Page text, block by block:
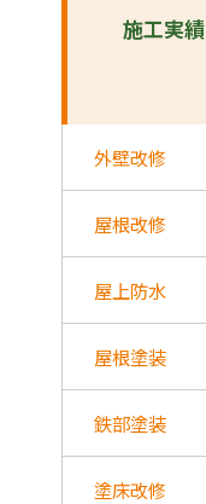
施工実績
外壁改修
屋根改修
屋上防水
屋根塗装
鉄部塗装
塗床改修